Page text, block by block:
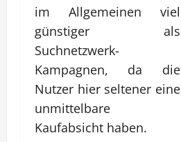
im Allgemeinen viel
günstiger als
Suchnetzwerk-
Kampagnen, da die
Nutzer hier seltener eine
unmittelbare
Kaufabsicht haben.